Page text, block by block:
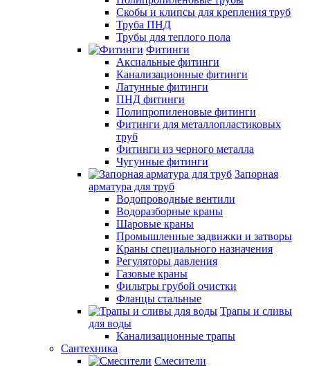
Скобы и клипсы для крепления труб
Труба ПНД
Трубы для теплого пола
Фитинги
Аксиальные фитинги
Канализационные фитинги
Латунные фитинги
ПНД фитинги
Полипропиленовые фитинги
Фитинги для металлопластиковых
труб
Фитинги из черного металла
Чугунные фитинги
Запорная
арматура для труб
Водопроводные вентили
Водоразборные краны
Шаровые краны
Промышленные задвижки и затворы
Краны специального назначения
Регуляторы давления
Газовые краны
Фильтры грубой очистки
Фланцы стальные
Трапы и сливы
для воды
Канализационные трапы
Сантехника
Смесители